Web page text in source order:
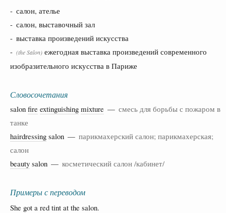
- салон, ателье
- салон, выставочный зал
- выставка произведений искусства
- (the Salon) ежегодная выставка произведений современного
изобразительного искусства в Париже
Словосочетания
salon fire extinguishing mixture — смесь для борьбы с пожаром в
танке
hairdressing salon — парикмахерский салон; парикмахерская;
салон
beauty salon — косметический салон /кабинет/
Примеры с переводом
She got a red tint at the salon.